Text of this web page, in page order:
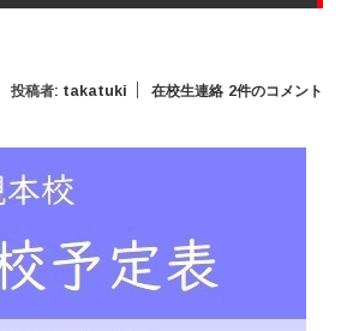
2件のコメント
投稿者: takatuki
在校生連絡